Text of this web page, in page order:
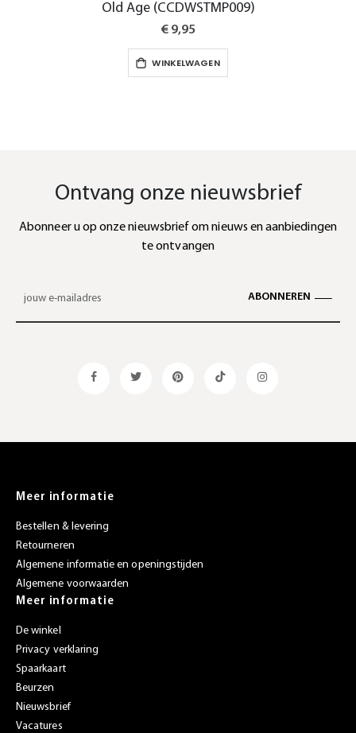
Old Age (CCDWSTMP009)
€ 9,95
WINKELWAGEN
Ontvang onze nieuwsbrief
Abonneer u op onze nieuwsbrief om nieuws en aanbiedingen
te ontvangen
ABONNEREN
Meer informatie
Bestellen & levering
Retourneren
Algemene informatie en openingstijden
Algemene voorwaarden
Meer informatie
De winkel
Privacy verklaring
Spaarkaart
Beurzen
Nieuwsbrief
Vacatures